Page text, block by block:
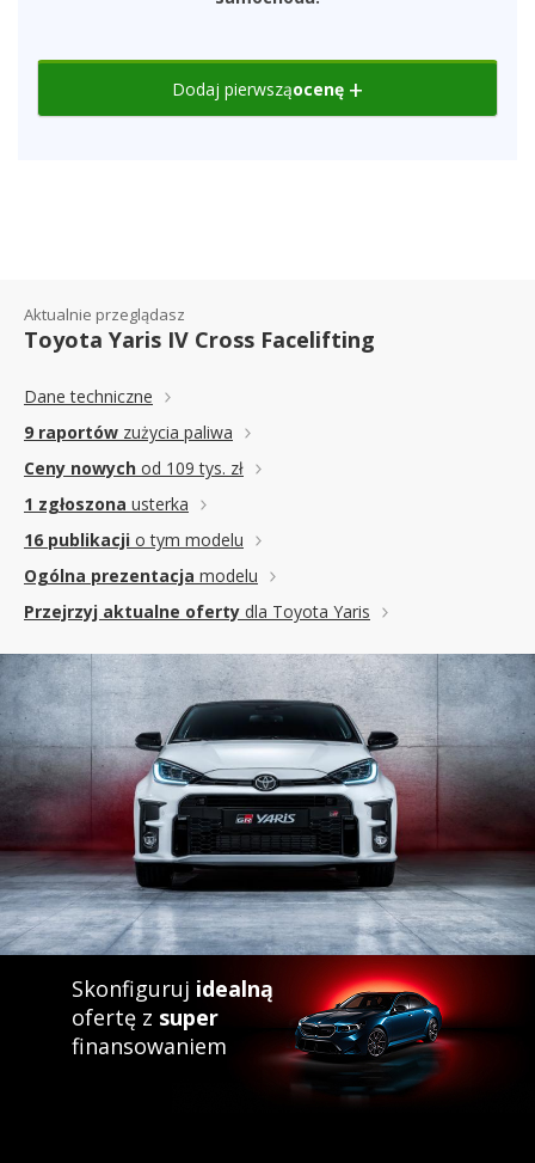
Dodaj pierwsząocenę
Aktualnie przeglądasz
Toyota Yaris IV Cross Facelifting
Dane techniczne
9 raportów zużycia paliwa
Ceny nowych od 109 tys. zł
1 zgłoszona usterka
16 publikacji o tym modelu
Ogólna prezentacja modelu
Przejrzyj aktualne oferty dla Toyota Yaris
Skonfiguruj idealną
ofertę z super
finansowaniem